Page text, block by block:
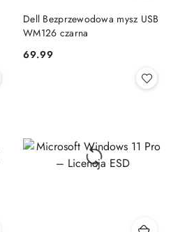
Dell Bezprzewodowa mysz USB
WM126 czarna
Cena:
69.99